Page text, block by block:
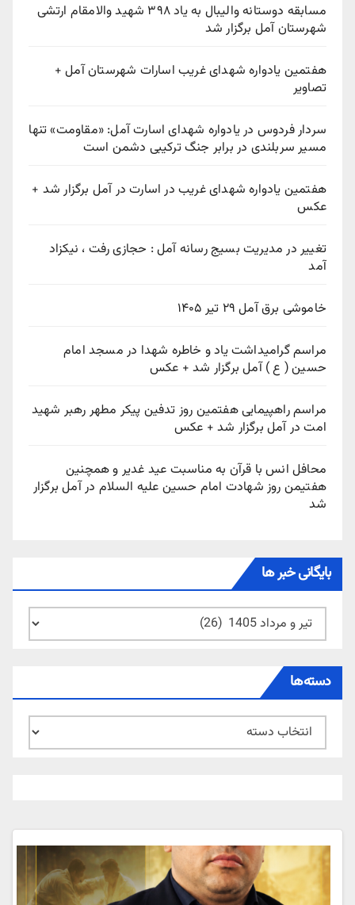
مسابقه دوستانه والیبال به یاد ۳۹۸ شهید والامقام ارتشی
شهرستان آمل برگزار شد
هفتمین یادواره شهدای غریب اسارات شهرستان آمل +
تصاویر
سردار فردوس در یادواره شهدای اسارت آمل: «مقاومت» تنها
مسیر سربلندی در برابر جنگ ترکیبی دشمن است
هفتمین یادواره شهدای غریب در اسارت در آمل برگزار شد +
عکس
تغییر در مدیریت بسیج رسانه آمل : حجازی رفت ، نیکزاد
آمد
خاموشی برق آمل ۲۹ تیر ۱۴۰۵
مراسم گرامیداشت یاد و خاطره شهدا در مسجد امام
حسین ( ع ) آمل برگزار شد + عکس
مراسم راهپیمایی هفتمین روز تدفین پیکر مطهر رهبر شهید
امت در آمل برگزار شد + عکس
محافل انس با قرآن به مناسبت عید غدیر و همچنین
هفتیمن روز شهادت امام حسین علیه السلام در آمل برگزار
شد
بایگانی خبر ها
بایگانی
خبر
ها
دسته‌ها
دسته‌ها